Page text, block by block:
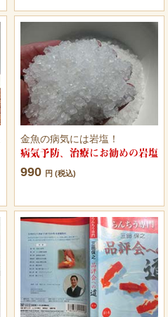
金魚の病気には岩塩！
病気予防、治療にお勧めの岩塩
990 円 (税込)